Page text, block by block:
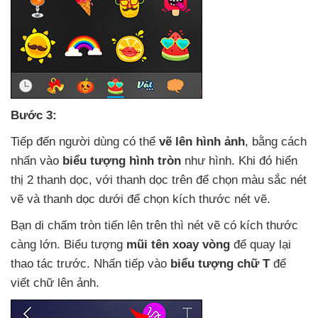
Bước 3:
Tiếp đến người dùng có thể vẽ lên hình ảnh, bằng cách
nhấn vào biểu tượng hình tròn như hình. Khi đó hiển
thị 2 thanh dọc, với thanh dọc trên để chọn màu sắc nét
vẽ và thanh dọc dưới để chọn kích thước nét vẽ.
Bạn di chấm tròn tiến lên trên thì nét vẽ có kích thước
càng lớn. Biểu tượng mũi tên xoay vòng để quay lại
thao tác trước. Nhấn tiếp vào biểu tượng chữ T để
viết chữ lên ảnh.